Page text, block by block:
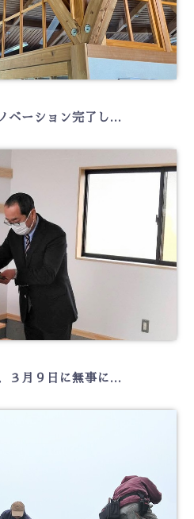
ベーション完了し...
３月９日に無事に...